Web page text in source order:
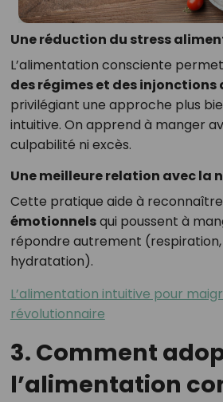
Une réduction du stress
L’alimentation consciente
des régimes et des
privilégiant une approche plus
intuitive. On apprend à manger
culpabilité ni excès.
Une meilleure relation avec la
Cette pratique aide à
émotionnelsqui poussent à
répondre autrement
hydratation).
L’alimentation intuitive pour
révolutionnaire
3. Comment
l’alimentation